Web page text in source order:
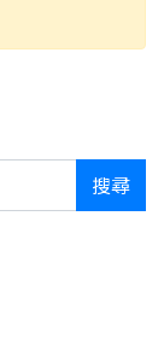
搜尋